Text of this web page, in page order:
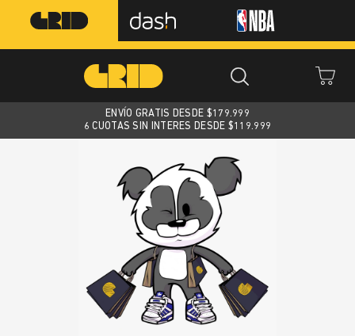
ENVÍO GRATIS DESDE $179.999
6 CUOTAS SIN INTERES DESDE $119.999